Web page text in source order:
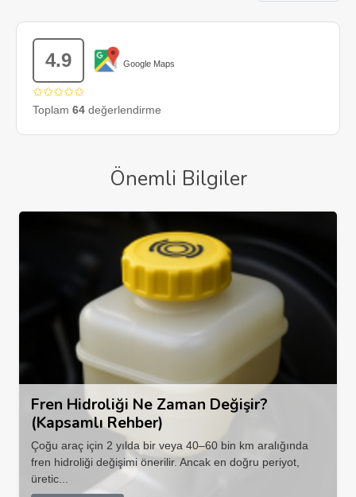
4.9 Google Maps
✩✩✩✩✩
Toplam 64 değerlendirme
Önemli Bilgiler
Fren Hidroliği Ne Zaman Değişir?
(Kapsamlı Rehber)
Çoğu araç için 2 yılda bir veya 40–60 bin km aralığında
fren hidroliği değişimi önerilir. Ancak en doğru periyot,
üretic...